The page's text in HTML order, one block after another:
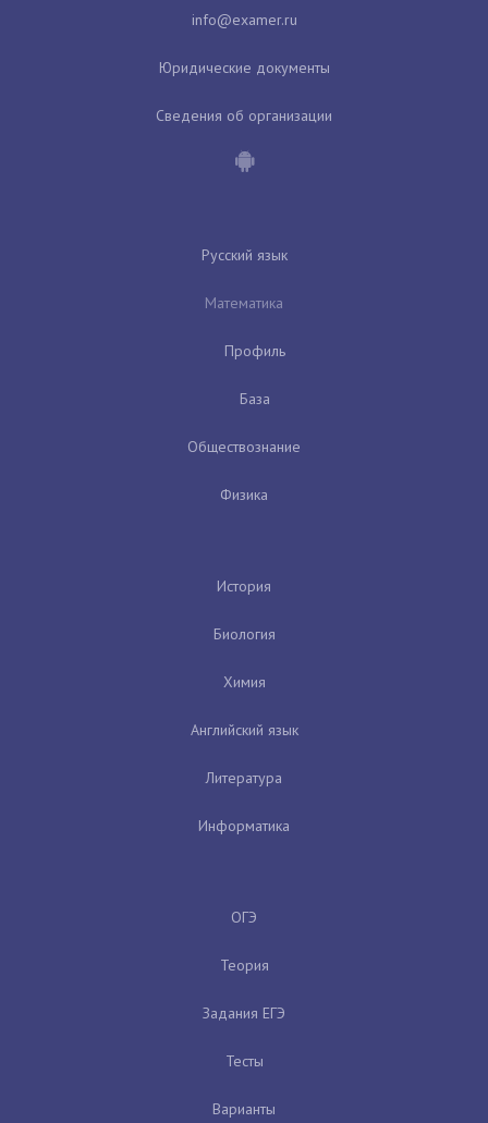
Юридические документы
Сведения об организации
Русский язык
Математика
Профиль
База
Обществознание
Физика
История
Биология
Химия
Английский язык
Литература
Информатика
ОГЭ
Теория
Задания ЕГЭ
Тесты
Варианты